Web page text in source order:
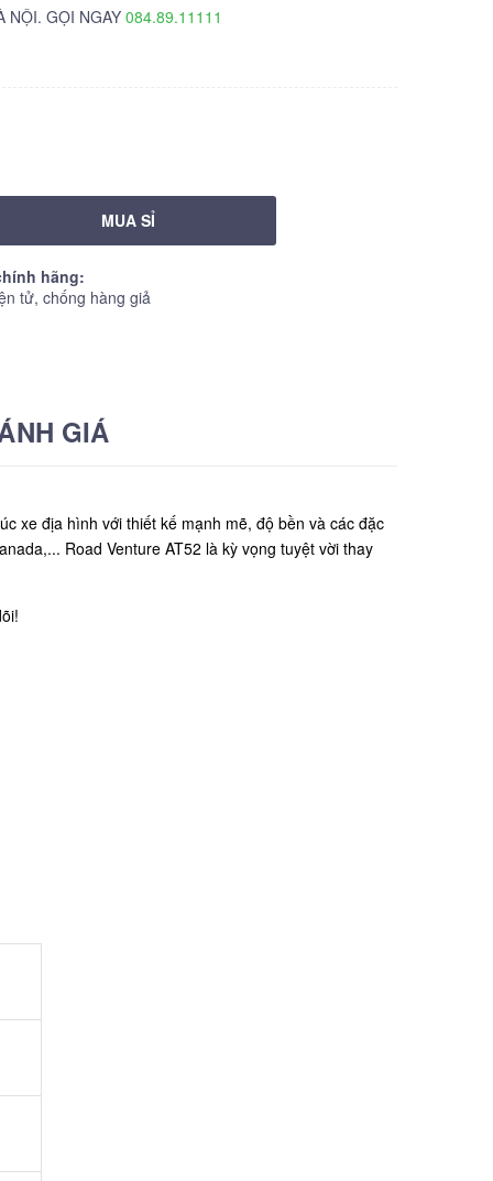
NỘI. GỌI NGAY 084.89.11111
MUA SỈ
hãng:
tử, chống hàng giả
GIÁ
xe địa hình với thiết kế mạnh mẽ, độ bền và các đặc
Road Venture AT52 là kỳ vọng tuyệt vời thay